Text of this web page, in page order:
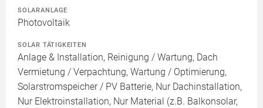
SOLARANLAGE
Photovoltaik
SOLAR TÄTIGKEITEN
Anlage & Installation, Reinigung / Wartung, Dach
Vermietung / Verpachtung, Wartung / Optimierung,
Solarstromspeicher / PV Batterie, Nur Dachinstallation,
Nur Elektroinstallation, Nur Material (z.B. Balkonsolar,